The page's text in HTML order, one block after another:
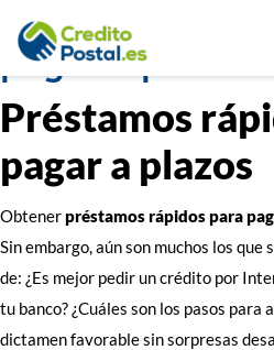
Préstamos
pagar a plazos
Préstamos
pagar a plazos
Obtenerpréstamos rápidos para
Sin embargo, aún son muchos los
de: ¿Es mejor pedir un crédito por
tu banco? ¿Cuáles son los pasos para
dictamen favorable sin sorpresas